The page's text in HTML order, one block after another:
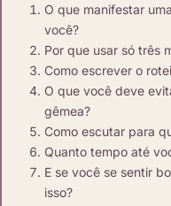
O que manifestar
você?
Por que usar só três
Como escrever o
O que você deve
gêmea?
Como escutar para
Quanto tempo até
E se você se sentir
isso?